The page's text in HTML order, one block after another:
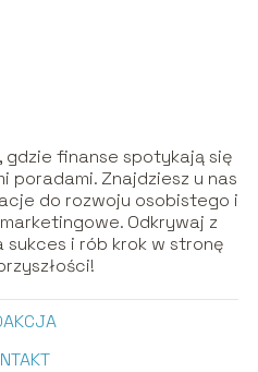
gdzie finanse spotykają się
poradami. Znajdziesz u nas
do rozwoju osobistego i
Odkrywaj z
i rób krok w stronę